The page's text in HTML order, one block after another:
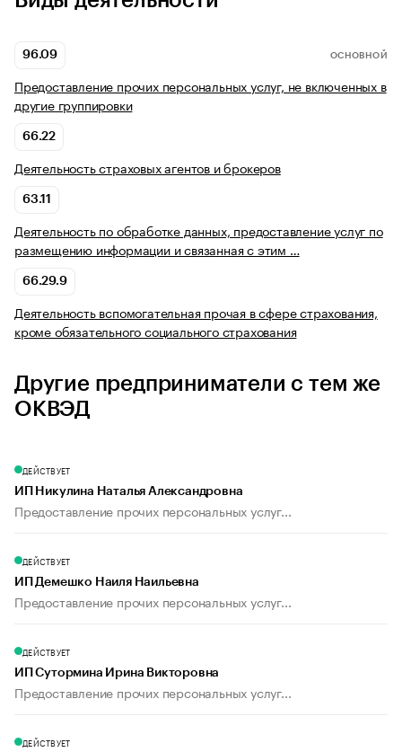
96.09 ОСНОВНОЙ
Предоставление прочих персональных услуг, не включенных в
другие группировки
66.22
Деятельность страховых агентов и брокеров
63.11
Деятельность по обработке данных, предоставление услуг по
размещению информации и связанная с этим …
66.29.9
Деятельность вспомогательная прочая в сфере страхования,
кроме обязательного социального страхования
Другие предприниматели с тем же
ОКВЭД
ДЕЙСТВУЕТ
ИП Никулина Наталья Александровна
Предоставление прочих персональных услуг...
ДЕЙСТВУЕТ
ИП Демешко Наиля Наильевна
Предоставление прочих персональных услуг...
ДЕЙСТВУЕТ
ИП Сутормина Ирина Викторовна
Предоставление прочих персональных услуг...
ДЕЙСТВУЕТ